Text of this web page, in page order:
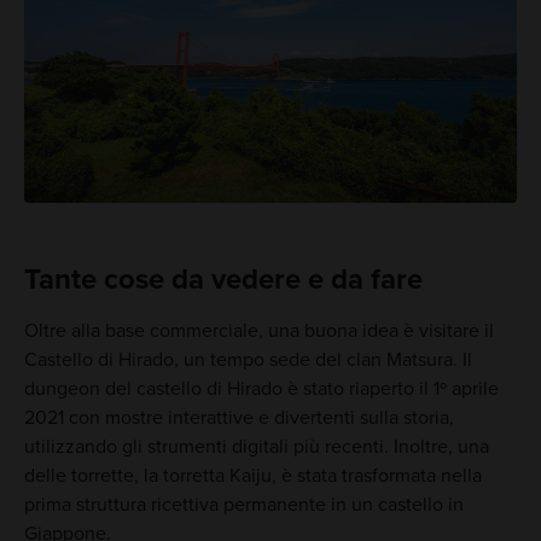
Tante cose da vedere e da fare
Oltre alla base commerciale, una buona idea è visitare il
Castello di Hirado, un tempo sede del clan Matsura. Il
dungeon del castello di Hirado è stato riaperto il 1º aprile
2021 con mostre interattive e divertenti sulla storia,
utilizzando gli strumenti digitali più recenti. Inoltre, una
delle torrette, la torretta Kaiju, è stata trasformata nella
prima struttura ricettiva permanente in un castello in
Giappone.